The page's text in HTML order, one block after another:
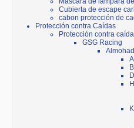
Cubierta de escape
cabon protección de
Protección contra Caídas
Protección contra
GSG Racing